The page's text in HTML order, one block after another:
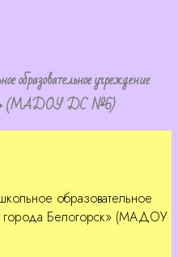
образовательное учреждение
(МАДОУ ДС №6)
образовательное
Белогорск» (МАДОУ